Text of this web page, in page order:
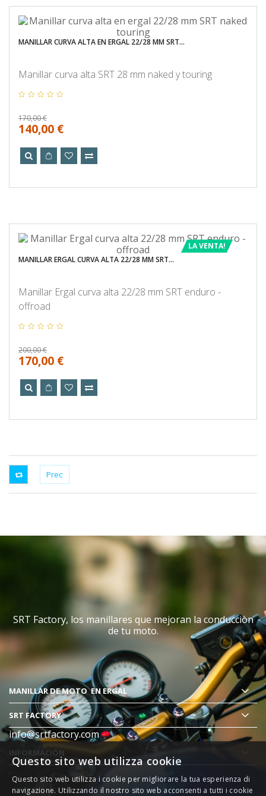
MANILLAR CURVA ALTA EN ERGAL 22/28 MM SRT...
Manillar curva alta SRT 28 mm naked y touring
170,00 €
140,00 €
LA VENTA!
MANILLAR ERGAL CURVA ALTA 22/28 MM SRT...
Manillar Ergal curva alta 22/28 mm SRT enduro -
offroad
200,00 €
170,00 €
SRT Factory, los manillares que mejoran la conducciòn
de tu moto.
MANILLAR DE MOTOEN ERGAL
SRT FACTORY
info@srtfactory.com
INFORMACIÓN
.
Questo sito web utilizza cookie
Questo sito web utilizza i cookie per migliorare la tua esperienza di
navigazione. Utilizzando il nostro sito web acconsenti a tutti i cookie